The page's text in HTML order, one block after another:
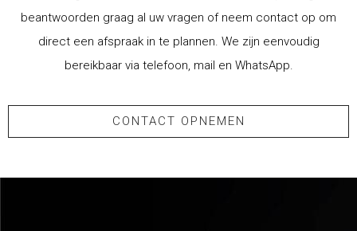
beantwoorden graag al uw vragen of neem contact op om
direct een afspraak in te plannen. We zijn eenvoudig
bereikbaar via telefoon, mail en WhatsApp.
CONTACT OPNEMEN